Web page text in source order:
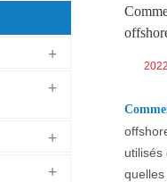
utilisés